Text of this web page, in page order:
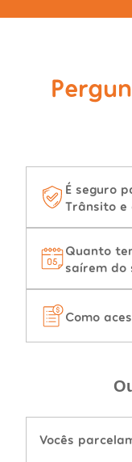
É seguro
Trânsito e
Quanto
saírem do
Como
Vocês